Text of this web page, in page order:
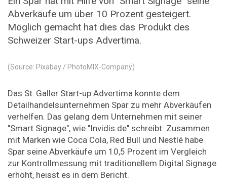
Abverkäufe um über 10 Prozent gesteigert.
Möglich gemacht hat dies das Produkt des
Schweizer Start-ups Advertima.
(Source: Pixabay / PhotoMIX-Company)
Das St. Galler Start-up Advertima konnte dem
Detailhandelsunternehmen Spar zu mehr Abverkäufen
verhelfen. Das gelang dem Unternehmen mit seiner
"Smart Signage", wie "Invidis.de" schreibt. Zusammen
mit Marken wie Coca Cola, Red Bull und Nestlé habe
Spar seine Abverkäufe um 10,5 Prozent im Vergleich
zur Kontrollmessung mit traditionellem Digital Signage
erhöht, heisst es in dem Bericht.